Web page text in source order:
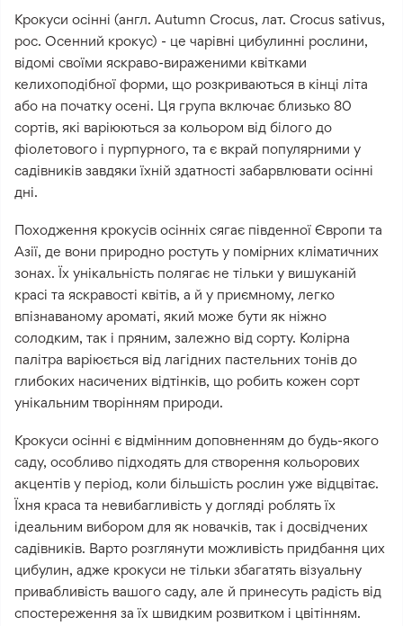
Крокуси осінні (англ. Autumn Crocus, лат. Crocus sativus,
рос. Осенний крокус) - це чарівні цибулинні рослини,
відомі своїми яскраво-вираженими квітками
келихоподібної форми, що розкриваються в кінці літа
або на початку осені. Ця група включає близько 80
сортів, які варіюються за кольором від білого до
фіолетового і пурпурного, та є вкрай популярними у
садівників завдяки їхній здатності забарвлювати осінні
дні.
Походження крокусів осінніх сягає південної Європи та
Азії, де вони природно ростуть у помірних кліматичних
зонах. Їх унікальність полягає не тільки у вишуканій
красі та яскравості квітів, а й у приємному, легко
впізнаваному ароматі, який може бути як ніжно
солодким, так і пряним, залежно від сорту. Колірна
палітра варіюється від лагідних пастельних тонів до
глибоких насичених відтінків, що робить кожен сорт
унікальним творінням природи.
Крокуси осінні є відмінним доповненням до будь-якого
саду, особливо підходять для створення кольорових
акцентів у період, коли більшість рослин уже відцвітає.
Їхня краса та невибагливість у догляді роблять їх
ідеальним вибором для як новачків, так і досвідчених
садівників. Варто розглянути можливість придбання цих
цибулин, адже крокуси не тільки збагатять візуальну
привабливість вашого саду, але й принесуть радість від
спостереження за їх швидким розвитком і цвітінням.